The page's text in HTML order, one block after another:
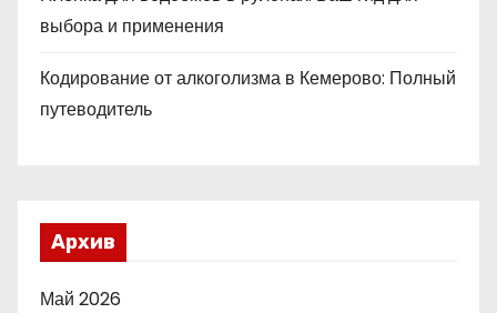
выбора и применения
Кодирование от алкоголизма в Кемерово: Полный
путеводитель
Архив
Май 2026